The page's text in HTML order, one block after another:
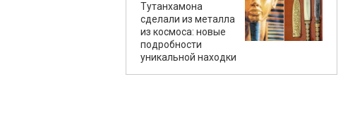
Тутанхамона
сделали из металла
из космоса: новые
подробности
уникальной находки